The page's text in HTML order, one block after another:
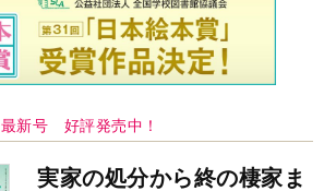
最新号 好評発売中！
実家の処分から終の棲家ま